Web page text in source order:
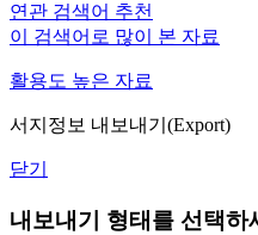
연관 검색어 추천
이 검색어로 많이 본 자료
활용도 높은 자료
서지정보 내보내기(Export)
닫기
내보내기 형태를 선택하